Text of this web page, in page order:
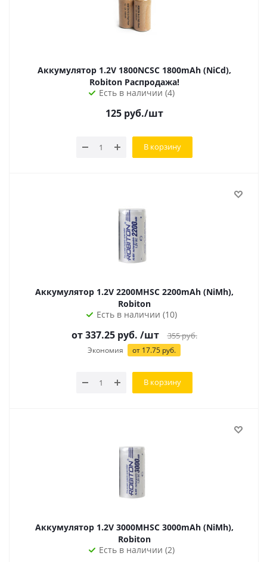
Аккумулятор 1.2V 1800NCSC 1800mAh (NiCd),
Robiton Распродажа!
Есть в наличии (4)
125руб./шт
В корзину
Аккумулятор 1.2V 2200MHSC 2200mAh (NiMh),
Robiton
Есть в наличии (10)
от337.25руб. /шт 355руб.
Экономия от 17.75 руб.
В корзину
Аккумулятор 1.2V 3000MHSC 3000mAh (NiMh),
Robiton
Есть в наличии (2)